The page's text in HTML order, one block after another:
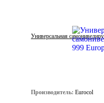
Универсальная
Производитель: Eurocol